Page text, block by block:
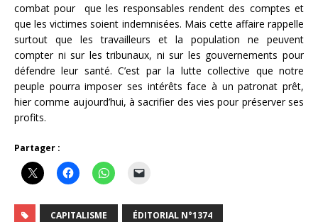
combat pour que les responsables rendent des comptes et
que les victimes soient indemnisées. Mais cette affaire rappelle
surtout que les travailleurs et la population ne peuvent
compter ni sur les tribunaux, ni sur les gouvernements pour
défendre leur santé. C’est par la lutte collective que notre
peuple pourra imposer ses intérêts face à un patronat prêt,
hier comme aujourd’hui, à sacrifier des vies pour préserver ses
profits.
Partager :
CAPITALISME ÉDITORIAL N°1374